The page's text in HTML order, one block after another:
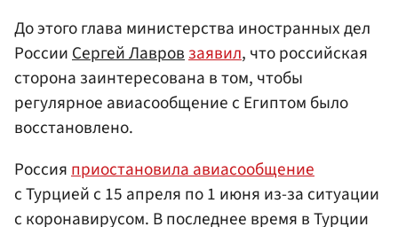
До этого глава министерства иностранных дел
РоссииСергей Лавровзаявил, что российская
сторона заинтересована в том, чтобы
регулярное авиасообщение с Египтом было
восстановлено.
Россияприостановила авиасообщение
с Турцией с 15 апреля по 1 июня из-за ситуации
с коронавирусом. В последнее время в Турции